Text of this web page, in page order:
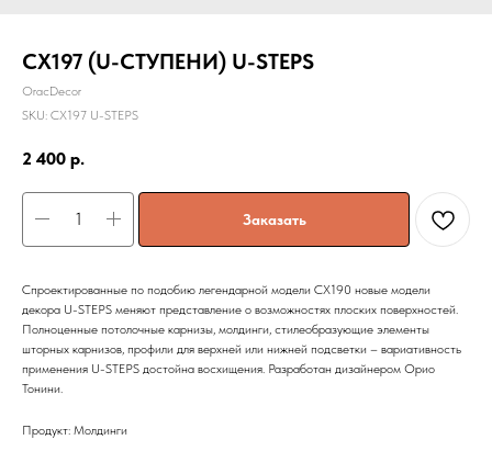
CX197 (U-СТУПЕНИ) U-STEPS
OracDecor
SKU: CX197 U-STEPS
2 400 р.
Заказать
Спроектированные по подобию легендарной модели CX190 новые модели
декора U-STEPS меняют представление о возможностях плоских поверхностей.
Полноценные потолочные карнизы, молдинги, стилеобразующие элементы
шторных карнизов, профили для верхней или нижней подсветки – вариативность
применения U-STEPS достойна восхищения. Разработан дизайнером Орио
Тонини.
Продукт: Молдинги